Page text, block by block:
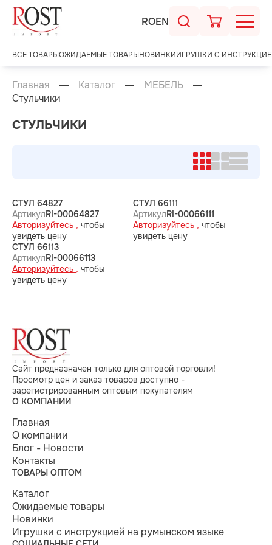
ROEN
ВСЕ ТОВАРЫОЖИДАЕМЫЕ ТОВАРЫНОВИНКИИГРУШКИ С
Главная Каталог
МЕБЕЛЬ
Стульчики
СТУЛЬЧИКИ
СТУЛ 64827
АртикулRI-00064827
Авторизуйтесь , чтобы
увидеть цену
СТУЛ 66111
АртикулRI-00066111
Авторизуйтесь , чтобы
увидеть цену
СТУЛ 66113
АртикулRI-00066113
Авторизуйтесь , чтобы
увидеть цену
Сайт предназначен только для оптовой торговли!
Просмотр цен и заказ товаров доступно -
зарегистрированным оптовым покупателям
О КОМПАНИИ
Главная
О компании
Блог - Новости
Контакты
ТОВАРЫ ОПТОМ
Каталог
Ожидаемые товары
Новинки
Игрушки с инструкцией на румынском языке